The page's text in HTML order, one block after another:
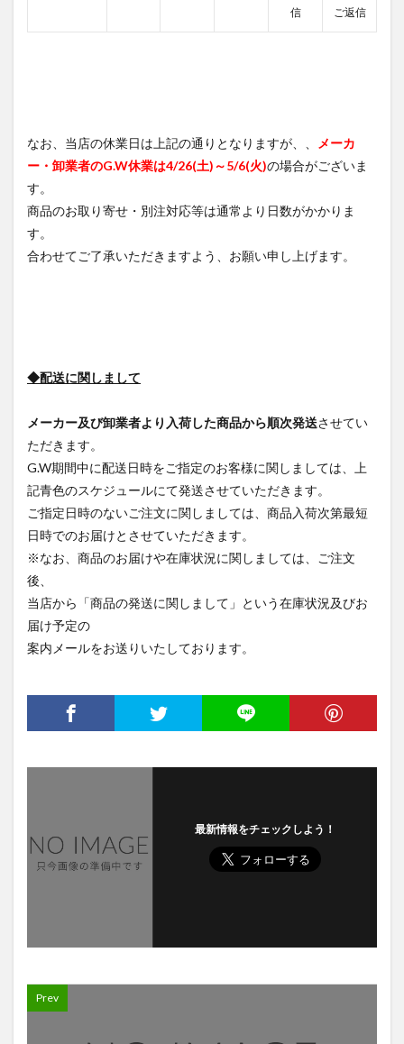
信
ご返信
なお、当店の休業日は上記の通りとなりますが、、
メーカ
ー・卸業者のG.W休業は4/26(土)～5/6(火)の場合がございま
す。
商品のお取り寄せ・別注対応等は通常より日数がかかりま
す。
合わせてご了承いただきますよう、お願い申し上げます。
◆配送に関しまして
メーカー及び卸業者より入荷した商品から順次発送させてい
ただきます。
G.W期間中に配送日時をご指定のお客様に関しましては、上
記青色のスケジュールにて発送させていただきます。
ご指定日時のないご注文に関しましては、商品入荷次第最短
日時でのお届けとさせていただきます。
※なお、商品のお届けや在庫状況に関しましては、ご注文
後、
当店から「商品の発送に関しまして」という在庫状況及びお
届け予定の
案内メールをお送りいたしております。
最新情報をチェックしよう！
Prev